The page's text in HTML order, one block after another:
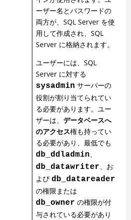
ーザー名とパスワードの
両方が、SQL Server を使
用して作成され、SQL
Server に格納されます。
ユーザーには、SQL
Server に対する
sysadmin サーバーの
役割が割り当てられてい
る必要があります。ユー
ザーは、 データベースへ
のアクセス権も持ってい
る必要があり、最低でも
db_ddladmin
db_datawriter 、お
よび db_datareader
の権限または
db_owner の権限が付
与されている必要があり